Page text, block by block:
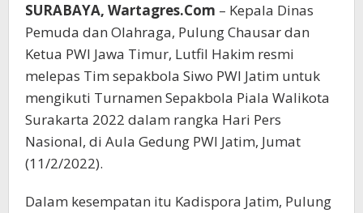
Gibran
SURABAYA, Wartagres.Com – Kepala Dinas
Pemuda dan Olahraga, Pulung Chausar dan
Ketua PWI Jawa Timur, Lutfil Hakim resmi
melepas Tim sepakbola Siwo PWI Jatim untuk
mengikuti Turnamen Sepakbola Piala Walikota
Surakarta 2022 dalam rangka Hari Pers
Nasional, di Aula Gedung PWI Jatim, Jumat
(11/2/2022).
Dalam kesempatan itu Kadispora Jatim, Pulung